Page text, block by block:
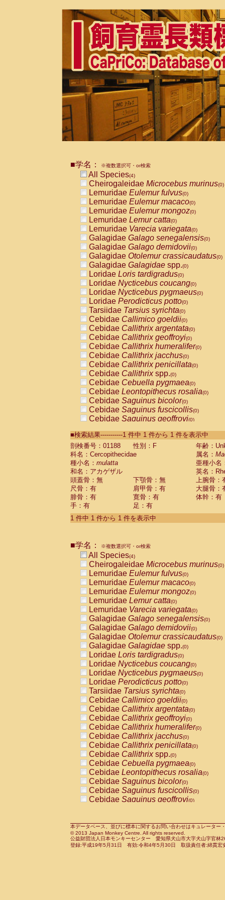
■学名： ※複数選択可・or検索
All Species(4)
Cheirogaleidae Microcebus murinus(0)
Lemuridae Eulemur fulvus(0)
Lemuridae Eulemur macaco(0)
Lemuridae Eulemur mongoz(0)
Lemuridae Lemur catta(0)
Lemuridae Varecia variegata(0)
Galagidae Galago senegalensis(0)
Galagidae Galago demidovii(0)
Galagidae Otolemur crassicaudatus(0)
Galagidae Galagidae spp.(0)
Loridae Loris tardigradus(0)
Loridae Nycticebus coucang(0)
Loridae Nycticebus pygmaeus(0)
Loridae Perodicticus potto(0)
Tarsiidae Tarsius syrichta(0)
Cebidae Callimico goeldii(0)
Cebidae Callithrix argentata(0)
Cebidae Callithrix geoffroyi(0)
Cebidae Callithrix humeralifer(0)
Cebidae Callithrix jacchus(0)
Cebidae Callithrix penicillata(0)
Cebidae Callithrixspp.(0)
Cebidae Cebuella pygmaea(0)
Cebidae Leontopithecus rosalia(0)
Cebidae Saguinus bicolor(0)
Cebidae Saguinus fuscicollis(0)
Cebidae Saguinus geoffroyi(0)
CebidaeSaguinus labiatus(0)
Cebidae Saguinus leucopus (0)
CebidaeSaguinus midas
Cebidae
CebidaeSaguinus nigricollis (1)
Cebidae Saguinus oedipus
Cebidae Saguinus weddelli
Cebidae Saguinusspp.
Cebidae Aotus trivirgatus
Cebidae Cebus albifrons
CebidaeCebus nigrivittatus
CebidaeCebus
CebidaeSaimiri boliviensis(0)
CebidaeSaimiri sciureus(0)
AtelidaeAlouatta caraya(0)
AtelidaeAlouatta fusca(0)
AtelidaeAlouatta seniculus
AtelidaeAlouattaspp.(0)
AtelidaeAteles belzebuth(0)
AtelidaeAteles geoffroyi(0)
AtelidaeAteles paniscus(0)
AtelidaeAtelesspp.(0)
Atelidae Lagothrix lagothricha
AtelidaeLagothrix lagothricha cana
PitheciidaeCacajao calvus
PitheciidaeCallicebus cupreus
PitheciidaeCallicebus donacophilus
PitheciidaeCallicebus moloch
PitheciidaeCallicebus torquatus
PitheciidaeCallicebusspp.(0)
PitheciidaeChiropotes satanas(0)
PitheciidaePithecia monachus
PitheciidaePithecia pithecia(0)
CercopithecidaeCercocebus agilis
CercopithecidaeCercocebus
CercopithecidaeCercocebus
CercopithecidaeCercocebus
CercopithecidaeCercocebus
CercopithecidaeCercocebushybrid
CercopithecidaePapio anubis(0)
CercopithecidaePapio cynocephalus
CercopithecidaePapio hamadryas(0)
■検索結果-----------1 件中 1 件から 1 件を表示中
剖検番号：01188
性別：F
年齢：
科名：Cercopithecidae
属名：
種小名： mulatta
亜種小名
和名：アカゲザル
英名：
頭蓋骨：無
下顎骨：無
上腕骨：
尺骨：有
肩甲骨：有
大腿骨：
腓骨：有
寛骨：有
体幹：有
手：有
足：有
1 件中 1 件から 1 件を表示中
■学名： ※複数選択可・or検索
All Species(4)
Cheirogaleidae Microcebus murinus(0)
Lemuridae Eulemur fulvus(0)
Lemuridae Eulemur macaco(0)
Lemuridae Eulemur mongoz(0)
Lemuridae Lemur catta(0)
Lemuridae Varecia variegata(0)
Galagidae Galago senegalensis(0)
Galagidae Galago demidovii(0)
Galagidae Otolemur crassicaudatus(0)
Galagidae Galagidae spp.(0)
Loridae Loris tardigradus(0)
Loridae Nycticebus coucang(0)
Loridae Nycticebus pygmaeus(0)
Loridae Perodicticus potto(0)
Tarsiidae Tarsius syrichta(0)
Cebidae Callimico goeldii(0)
Cebidae Callithrix argentata(0)
Cebidae Callithrix geoffroyi(0)
Cebidae Callithrix humeralifer(0)
Cebidae Callithrix jacchus(0)
Cebidae Callithrix penicillata(0)
Cebidae Callithrixspp.(0)
Cebidae Cebuella pygmaea(0)
Cebidae Leontopithecus rosalia(0)
Cebidae Saguinus bicolor(0)
Cebidae Saguinus fuscicollis(0)
Cebidae Saguinus geoffroyi(0)
CebidaeSaguinus leucopus(0)
CebidaeSaguinus midas(0)
Cebidae Saguinus mystax(0)
本データベース、並びに標本に関するお問い合わせはキュレータ
© 2013 Japan Monkey Centre. All rights reserved.
公益財団法人日本モンキーセンター 愛知県犬山市大字犬山字官
登録:平成19年5月31日 有効:令和4年5月30日 取扱責任者:綿貫宏